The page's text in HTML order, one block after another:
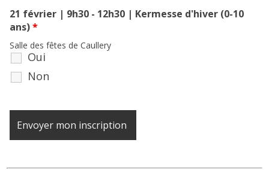
21 février | 9h30 - 12h30 | Kermesse d'hiver (0-10
ans)*
Oui
Non
Salle des fêtes de Caullery